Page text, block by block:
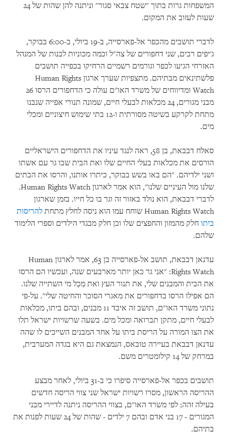
המשפחות גרות בתוך "שטח צבאי סגור" וניתנה להן שהות של 24
שעות לעזוב את המקום.
לדברי תושבים מהכפר אל-פארסייה, ב-19 ביולי, ב-6:00 בבוקר,
ג'יפים רבים, שני דחפורים של צה"ל וכמה מכוניות לבנות של המנהל
האזרחי הגיעו לכפר וגורמים רשמיים הרחיקו בכפייה תושבים
פלשתינאים מבתיהם. מתצפיות שערך ארגון Human Rights
Watch ומדיווחים של משרד האו"ם עולה כי הדחפורים הרסו 26
מבני מגורים, 24 מכלאות לבעלי חיים, שמונה תנורי אפייה שנבנו
מתחת לקרקע בשיטה מסורתית ו-12 בתי שימוש חיצוניים ומכלי
מים.
סאלח דבבאת, בן 58, ראה לנגד עיניו את הדחפורים הישראליים
הורסים את מכלאות בעלי החיים שלו ואת הבית שבו גר עם אשתו
ושני ילדיהם. "הם באו בשש בבוקר, כיתרו אותנו, והרסו את הבתים
שלנו מול העיניים שלנו", הוא אמר לארגון Human Rights Watch.
לדברי דבבאת, הוא נולד באזור זה וגר בו כל חייו. בזמן שארגון
Human Rights Watch שוחח עמו הוא ניסה לחלץ מתחת
להריסות
ביתו חלק מהמזון והחפצים שלו וכן חלק מבגדי הילדים וספרי הלימוד
שלהם.
עדנאן דבבאת, תושב אל-פארסייה בן 63, אמר לארגון Human
Rights Watch: "אני גר כאן יותר מארבעים שנה, ועכשיו הם הרסו
את הבית והמבנים שלי, את תנור העץ ואת מְכַל מי השתייה שלנו.
הם אפילו הרסו בדחפורים את מאגרי הסוכר והחיטה שלי". על-פי
נתוני משרד האו"ם, תושב זה איבד 11 מבנים, ובהם ביתו, מכלאות
לבעלי חיים, מתקן תברואה ומכל מים. בשעה שרשויות ישראל תלו
את הצו המורה על הריסת ביתו על אחד המבנים השייכים לו שהה
עדנאן דבבאת בעיירה טובאס, הנמצאת גם היא בגדה המערבית,
במרחק של 14 קילומטרים משם.
תושבים בכפר אל-פארסייה סיפרו כי ב-31 ביולי, לאחר מבצע
ההריסה הראשון, מסרו רשויות ישראל שני צווי הריסה חדשים
בעילה זהה; לפי משרד האו"ם, בצווי ההריסה ניתנה לדיירי מבני
המגורים - 17 בני אדם ובהם 7 ילדים - שהות של 24 שעות לפנות את
בתיהם.